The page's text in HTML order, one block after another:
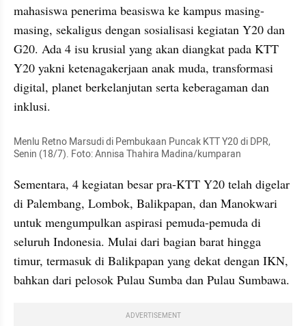
mahasiswa penerima beasiswa ke kampus masing-
masing, sekaligus dengan sosialisasi kegiatan Y20 dan
G20. Ada 4 isu krusial yang akan diangkat pada KTT
Y20 yakni ketenagakerjaan anak muda, transformasi
digital, planet berkelanjutan serta keberagaman dan
inklusi.
Menlu Retno Marsudi di Pembukaan Puncak KTT Y20 di DPR,
Senin (18/7). Foto: Annisa Thahira Madina/kumparan
Sementara, 4 kegiatan besar pra-KTT Y20 telah digelar
di Palembang, Lombok, Balikpapan, dan Manokwari
untuk mengumpulkan aspirasi pemuda-pemuda di
seluruh Indonesia. Mulai dari bagian barat hingga
timur, termasuk di Balikpapan yang dekat dengan IKN,
bahkan dari pelosok Pulau Sumba dan Pulau Sumbawa.
ADVERTISEMENT